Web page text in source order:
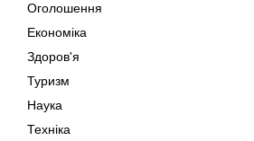
Оголошення
Економіка
Здоров'я
Туризм
Наука
Техніка